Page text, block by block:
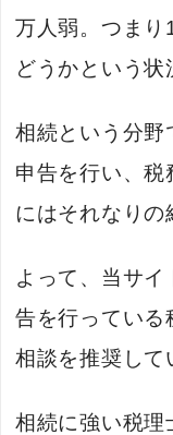
万人弱。つま
どうかという状
相続という分野
申告を行い、
にはそれなりの
よって、当サ
告を行っている
相談を推奨して
相続に強い税理